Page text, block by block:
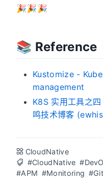
🎉🎉🎉
📚️ Reference
Kustomize -
management
K8S 实用工具之
鸣技术博客
CloudNative
#CloudNative
#APM #Monitoring